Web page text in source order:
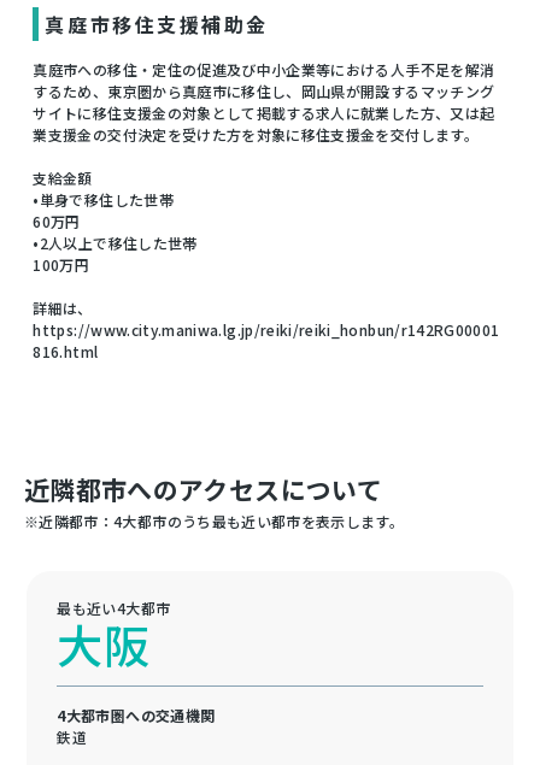
真庭市移住支援補助金
真庭市への移住・定住の促進及び中小企業等における人手不足を解消
するため、東京圏から真庭市に移住し、岡山県が開設するマッチング
サイトに移住支援金の対象として掲載する求人に就業した方、又は起
業支援金の交付決定を受けた方を対象に移住支援金を交付します。
支給金額
•単身で移住した世帯
60万円
•2人以上で移住した世帯
100万円
詳細は、
https://www.city.maniwa.lg.jp/reiki/reiki_honbun/r142RG00001
816.html
近隣都市へのアクセスについて
※近隣都市：4大都市のうち最も近い都市を表示します。
最も近い4大都市
大阪
4大都市圏への交通機関
鉄道